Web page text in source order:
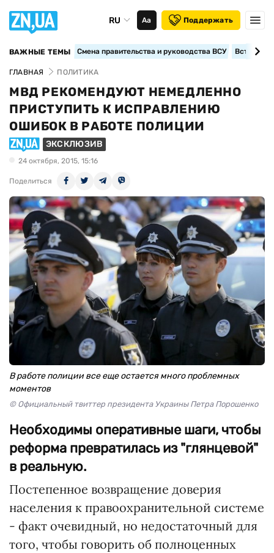
RU Аа Поддержать
ВАЖНЫЕ ТЕМЫ Смена правительства и руководства ВСУ
ГЛАВНАЯ ПОЛИТИКА
МВД РЕКОМЕНДУЮТ НЕМЕДЛЕННО
ПРИСТУПИТЬ К ИСПРАВЛЕНИЮ
ОШИБОК В РАБОТЕ ПОЛИЦИИ
ЭКСКЛЮЗИВ
24 октября, 2015, 15:16
Поделиться
В работе полиции все еще остается много проблемных
моментов
© Официальный твиттер президента Украины Петра Порошенко
Необходимы оперативные шаги, чтобы
реформа превратилась из "глянцевой"
в реальную.
Постепенное возвращение доверия
населения к правоохранительной системе
- факт очевидный, но недостаточный для
того, чтобы говорить об полноценных